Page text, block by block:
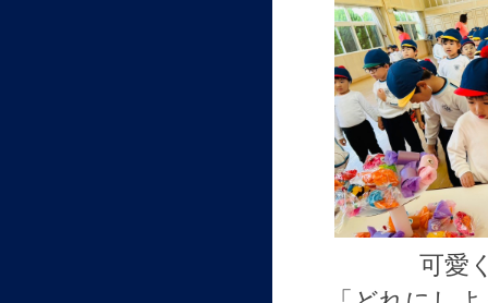
可愛